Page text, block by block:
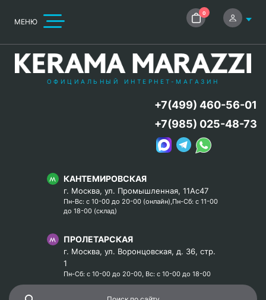
МЕНЮ
0
ОФИЦИАЛЬНЫЙ ИНТЕРНЕТ-МАГАЗИН
КАНТЕМИРОВСКАЯ
г. Москва, ул. Промышленная, 11Ас47
Пн-Вс: с 10-00 до 20-00 (онлайн),Пн-Сб: с 11-00
до 18-00 (склад)
ПРОЛЕТАРСКАЯ
г. Москва, ул. Воронцовская, д. 36, стр.
1
Пн-Сб: с 10-00 до 20-00, Вс: с 10-00 до 18-00
+7(499) 460-56-01
+7(985) 025-48-73